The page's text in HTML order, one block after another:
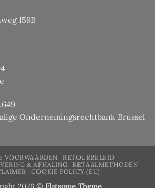
159B
Ondernemingsrechtbank Brussel
VOORWAARDEN
RETOURBELEID
& AFHALING
BETAALMETHODEN
COOKIE POLICY (EU)